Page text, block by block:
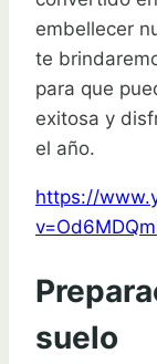
embellecer
te
para que
exitosa y
el año.
https://
suelo